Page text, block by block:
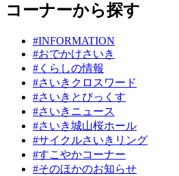
コーナーから探す
#INFORMATION
#おでかけさいき
#くらしの情報
#さいきクロスワード
#さいきとぴっくす
#さいきニュース
#さいき城山桜ホール
#サイクルさいきリング
#すこやかコーナー
#そのほかのお知らせ